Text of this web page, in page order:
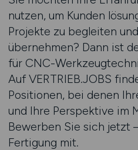
nutzen, um Kunden
Projekte zu begleiten
übernehmen? Dann ist
für CNC-
Auf VERTRIEB.JOBS
Positionen, bei denen
und Ihre Perspektive im
Bewerben Sie sich jetzt
Fertigung mit.